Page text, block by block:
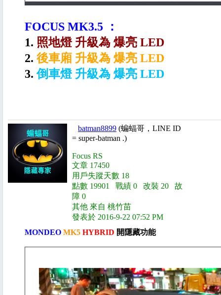
FOCUS MK3.5 ：
1. 照地燈 升級為 爆亮 LED
2. 後車廂 升級為 爆亮 LED
3.倒車燈 升級為 爆亮 LED
batman8899 (蝙蝠哥，LINE ID
= super-batman .)
Focus RS
文章 17450
用戶失蹤天數 18
點數 19901 戰績 0 改裝 20 故
障 0
其他 來自 桃竹苗
發表於 2016-9-22 07:52 PM
MONDEO MK5 HYBRID 開隱藏功能